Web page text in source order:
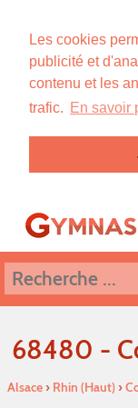
Les cookies
publicité et
contenu et les
trafic. En savoir
68480 -
Alsace› Rhin (Haut)›